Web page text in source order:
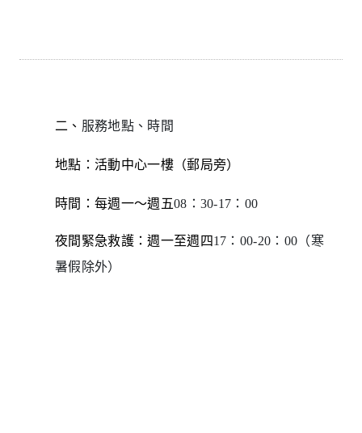
二、 服務地點、時間
地點：活動中心一樓（郵局旁）
時間：每週一～週五08 ： 30-17 ： 00
夜間緊急救護：週一至週四17 ： 00-20 ： 00 （寒
暑假除外）